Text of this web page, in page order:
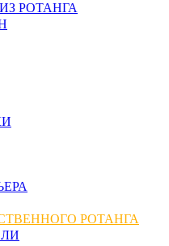
РОТАНГА
РОТАНГА